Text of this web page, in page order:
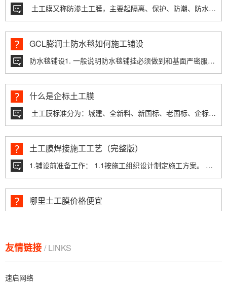
GCL膨润土防水毯如何施工铺设
防水毯铺设1. 一般说明防水毯铺挂必须做到和基面严密服贴，防水层必须平整连续，施...
什么是企标土工膜
土工膜标准分为：城建、全新料、新国标、老国标、企标，那个企标到底是什么标准呢？...
土工膜焊接施工工艺（完整版）
1.铺设前准备工作： 1.1按施工组织设计制定施工方案。 1.2按设计要求选...
哪里土工膜价格便宜
土工膜价格从高直低，价格相差太大，到底哪的比较便宜呢？首先要选择生产厂家，肯定...
友情链接 / LINKS
速启网络